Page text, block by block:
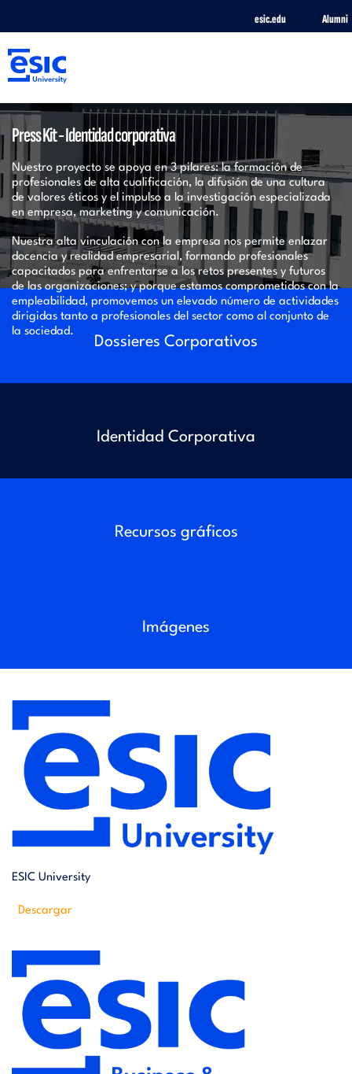
principal
esic.edu Alumni
M
e
n
ú
S
n
Press Kit - Identidad corporativa
Nuestro proyecto se apoya en 3 pilares: la formación de
profesionales de alta cualificación, la difusión de una cultura
de valores éticos y el impulso a la investigación especializada
en empresa, marketing y comunicación.
Nuestra alta vinculación con la empresa nos permite enlazar
docencia y realidad empresarial, formando profesionales
capacitados para enfrentarse a los retos presentes y futuros
de las organizaciones; y porque estamos comprometidos con la
empleabilidad, promovemos un elevado número de actividades
dirigidas tanto a profesionales del sector como al conjunto de
la sociedad.
Dossieres Corporativos
Identidad Corporativa
Recursos gráficos
Imágenes
ESIC University
Descargar